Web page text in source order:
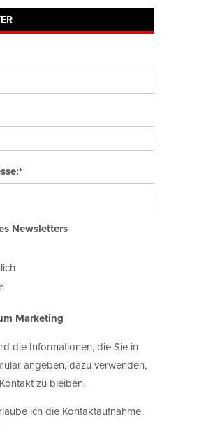
Newsletters
Marketing
die Informationen, die Sie in
angeben, dazu verwenden,
zu bleiben.
ich die Kontaktaufnahme